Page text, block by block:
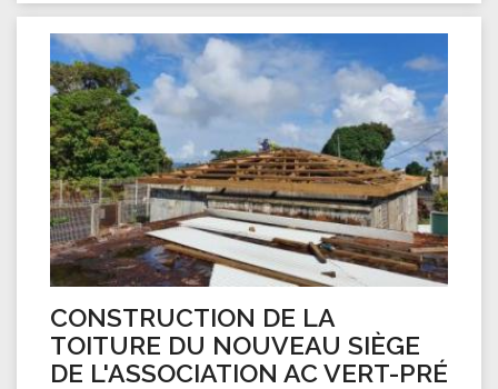
CONSTRUCTION DE LA
TOITURE DU NOUVEAU SIÈGE
DE L'ASSOCIATION AC VERT-PRÉ